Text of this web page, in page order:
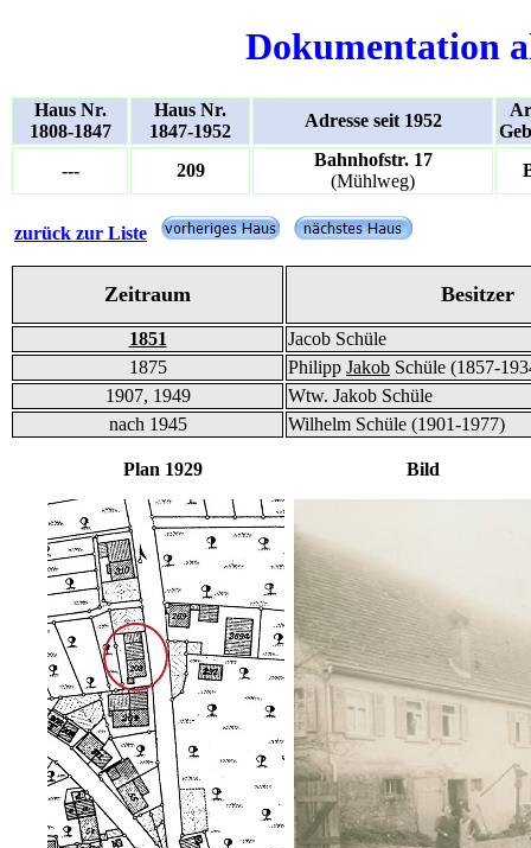
Dokumentation
Haus Nr.
1808-1847
Haus Nr.
1847-1952
Adresse seit 1952
---
209
Bahnhofstr. 17
(Mühlweg)
zurück zur Liste
Zeitraum Besitzer
1851
Jacob Schüle
1875
Philipp Jakob Schüle (1857-
1907, 1949
Wtw. Jakob Schüle
nach 1945
Wilhelm Schüle (1901-1977)
Plan 1929 Bild